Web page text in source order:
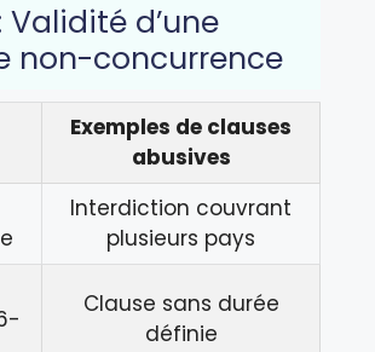
Validité d’une
non-concurrence
Exemples de clauses
abusives
Interdiction couvrant
plusieurs pays
Clause sans durée
définie